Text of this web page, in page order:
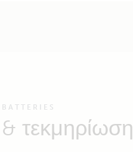
τεκμηρίωση